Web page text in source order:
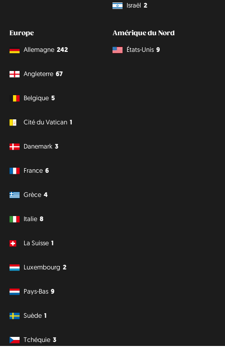
Israël 2
Europe
Allemagne 242
Angleterre 67
Belgique 5
Cité du Vatican 1
Danemark 3
France 6
Grèce 4
Italie 8
La Suisse 1
Luxembourg 2
Pays-Bas 9
Suède 1
Tchéquie 3
Amérique du Nord
États-Unis 9